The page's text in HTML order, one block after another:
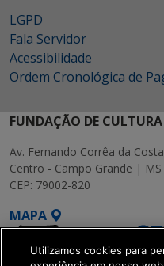
LGPD
Fala Servidor
Acessibilidade
Ordem Cronológica de
FUNDAÇÃO DE
Av. Fernando Corrêa da
Centro - Campo Grande | MS
CEP: 79002-820
MAPA
Utilizamos cookies para